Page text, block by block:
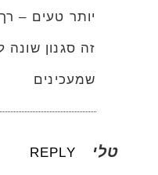
יותר טעים –
זה סגנון שונה
שמעכינים
טלי REPLY